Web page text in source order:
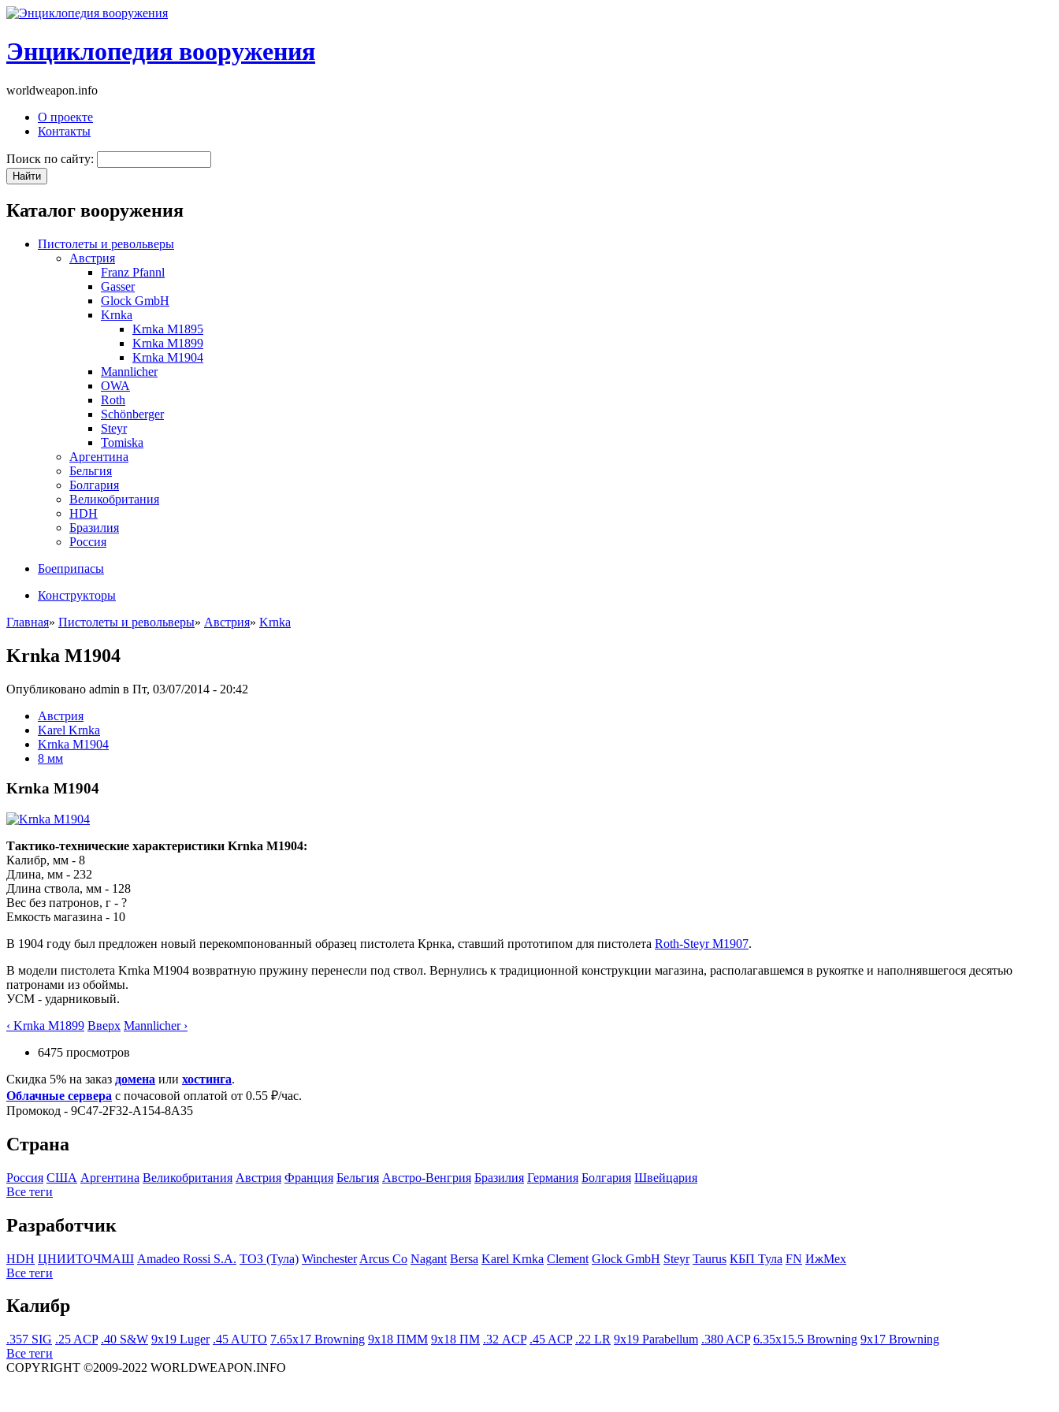
Энциклопедия вооружения
worldweapon.info
О проекте
Контакты
Поиск по сайту:
Каталог вооружения
Пистолеты и револьверы
Австрия
Franz Pfannl
Gasser
Glock GmbH
Krnka
Krnka M1895
Krnka M1899
Krnka M1904
Mannlicher
OWA
Roth
Schönberger
Steyr
Tomiska
Аргентина
Бельгия
Болгария
Великобритания
HDH
Бразилия
Россия
Боеприпасы
Конструкторы
Главная» Пистолеты и револьверы» Австрия» Krnka
Krnka M1904
Опубликовано admin в Пт, 03/07/2014 - 20:42
Австрия
Karel Krnka
Krnka M1904
8 мм
Krnka M1904
Тактико-технические характеристики Krnka M1904:
Калибр, мм - 8
Длина, мм - 232
Длина ствола, мм - 128
Вес без патронов, г - ?
Емкость магазина - 10
В 1904 году был предложен новый перекомпонованный образец пистолета Крнка, ставший прототипом для пистолета Roth-Steyr M1907.
В модели пистолета Krnka M1904 возвратную пружину перенесли под ствол. Вернулись к традиционной конструкции магазина, располагавшемся в рукоятке и наполнявшегося десятью
патронами из обоймы.
УСМ - ударниковый.
‹ Krnka M1899 Вверх Mannlicher ›
6475 просмотров
Скидка 5% на заказ домена или хостинга.
Облачные сервера с почасовой оплатой от 0.55 ₽/час.
Промокод - 9C47-2F32-A154-8A35
Страна
Росcия США Аргентина Великобритания Австрия Франция Бельгия Австро-Венгрия Бразилия Германия Болгария Швейцария
Все теги
Разработчик
HDH ЦНИИТОЧМАШ Amadeo Rossi S.A. ТОЗ (Тула) Winchester Arcus Co Nagant Bersa Karel Krnka Clement Glock GmbH Steyr Taurus КБП Тула FN ИжМех
Все теги
Калибр
.357 SIG .25 ACP .40 S&W 9x19 Luger .45 AUTO 7.65x17 Browning 9x18 ПММ 9x18 ПМ .32 ACP .45 ACP .22 LR 9x19 Parabellum .380 ACP 6.35x15.5 Browning 9x17 Browning
Все теги
COPYRIGHT ©2009-2022 WORLDWEAPON.INFO